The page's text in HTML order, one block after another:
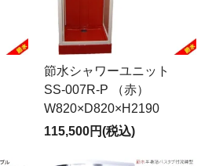
節水シャワーユニット
SS-007R-P （赤）
W820×D820×H2190
115,500円(税込)